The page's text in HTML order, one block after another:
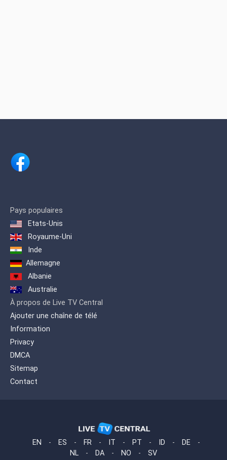
Pays populaires
Etats-Unis
Royaume-Uni
Inde
Allemagne
Albanie
Australie
À propos de Live TV Central
Ajouter une chaîne de télé
Information
Privacy
DMCA
Sitemap
Contact
EN - ES - FR - IT - PT - ID - DE
-
NL
- DA - NO - SV